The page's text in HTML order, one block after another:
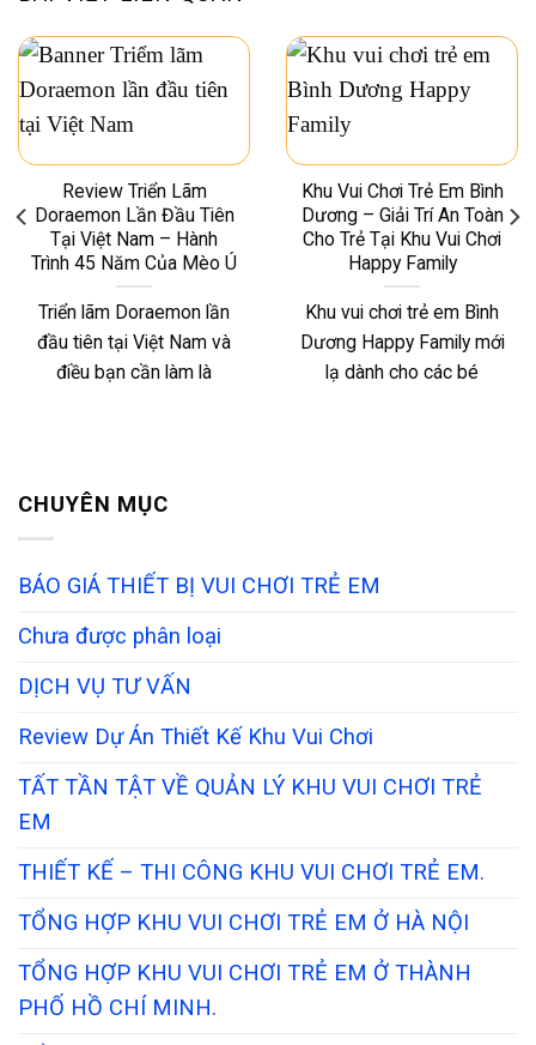
Review Triển Lãm
Doraemon Lần Đầu Tiên
Tại Việt Nam – Hành
Trình 45 Năm Của Mèo Ú
Triển lãm Doraemon lần
đầu tiên tại Việt Nam và
điều bạn cần làm là
Khu Vui Chơi Trẻ Em Bình
Dương – Giải Trí An Toàn
Cho Trẻ Tại Khu Vui Chơi
Happy Family
Khu vui chơi trẻ em Bình
Dương Happy Family mới
lạ dành cho các bé
CHUYÊN MỤC
BÁO GIÁ THIẾT BỊ VUI CHƠI TRẺ EM
Chưa được phân loại
DỊCH VỤ TƯ VẤN
Review Dự Án Thiết Kế Khu Vui Chơi
TẤT TẦN TẬT VỀ QUẢN LÝ KHU VUI CHƠI TRẺ
EM
THIẾT KẾ – THI CÔNG KHU VUI CHƠI TRẺ EM.
TỔNG HỢP KHU VUI CHƠI TRẺ EM Ở HÀ NỘI
TỔNG HỢP KHU VUI CHƠI TRẺ EM Ở THÀNH
PHỐ HỒ CHÍ MINH.